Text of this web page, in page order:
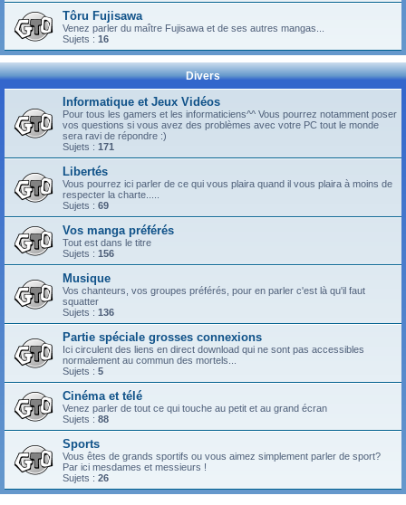
Tôru Fujisawa
Venez parler du maître Fujisawa et de ses autres mangas...
Sujets : 16
Divers
Informatique et Jeux Vidéos
Pour tous les gamers et les informaticiens^^ Vous pourrez notamment poser
vos questions si vous avez des problèmes avec votre PC tout le monde
sera ravi de répondre :)
Sujets : 171
Libertés
Vous pourrez ici parler de ce qui vous plaira quand il vous plaira à moins de
respecter la charte.....
Sujets : 69
Vos manga préférés
Tout est dans le titre
Sujets : 156
Musique
Vos chanteurs, vos groupes préférés, pour en parler c'est là qu'il faut
squatter
Sujets : 136
Partie spéciale grosses connexions
Ici circulent des liens en direct download qui ne sont pas accessibles
normalement au commun des mortels...
Sujets : 5
Cinéma et télé
Venez parler de tout ce qui touche au petit et au grand écran
Sujets : 88
Sports
Vous êtes de grands sportifs ou vous aimez simplement parler de sport?
Par ici mesdames et messieurs !
Sujets : 26